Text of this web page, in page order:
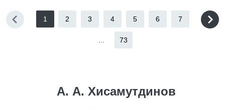
1 2 3 4 5 6 7
73
А. А. Хисамутдинов